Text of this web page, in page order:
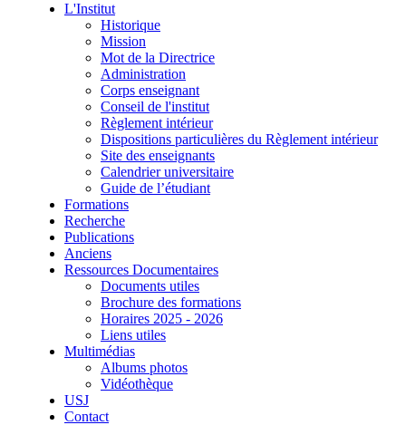
L'Institut
Historique
Mission
Mot de la Directrice
Administration
Corps enseignant
Conseil de l'institut
Règlement intérieur
Dispositions particulières du Règlement intérieur
Site des enseignants
Calendrier universitaire
Guide de l’étudiant
Formations
Recherche
Publications
Anciens
Ressources Documentaires
Documents utiles
Brochure des formations
Horaires 2025 - 2026
Liens utiles
Multimédias
Albums photos
Vidéothèque
USJ
Contact